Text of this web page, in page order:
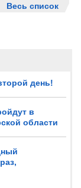
день!
в
области
Весь список